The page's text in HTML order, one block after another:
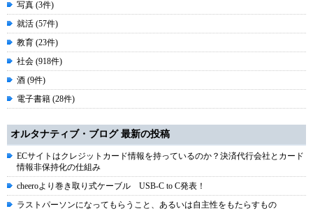
写真 (3件)
就活 (57件)
教育 (23件)
社会 (918件)
酒 (9件)
電子書籍 (28件)
オルタナティブ・ブログ 最新の投稿
ECサイトはクレジットカード情報を持っているのか？決済代行会社とカード
情報非保持化の仕組み
cheeroより巻き取り式ケーブル USB-C to C発表！
ラストパーソンになってもらうこと、あるいは自主性をもたらすもの